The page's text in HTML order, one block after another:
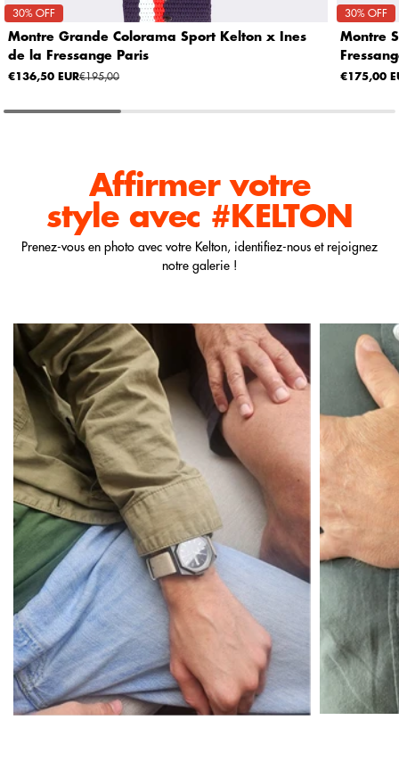
30% OFF
Montre Grande Colorama Sport Kelton x Ines
de la Fressange Paris
€136,50 EUR€195,00
30% OFF
Montre
€175,00
Affirmer votre
style avec #KELTON
Prenez-vous en photo avec votre Kelton, identifiez-nous et rejoignez
notre galerie !